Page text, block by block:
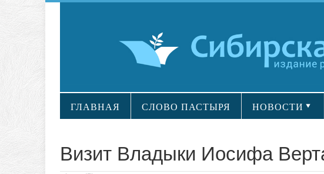
ГЛАВНАЯ СЛОВО ПАСТЫРЯ НОВОСТИ
Визит Владыки Иосифа